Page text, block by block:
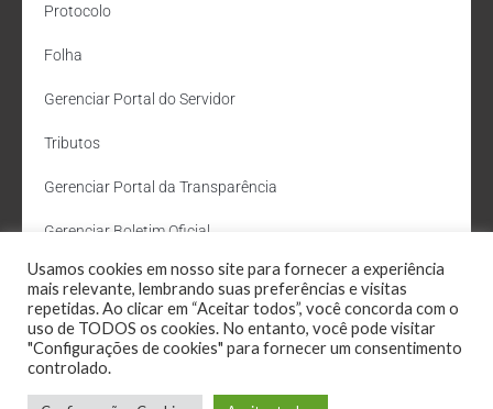
Protocolo
Folha
Gerenciar Portal do Servidor
Tributos
Gerenciar Portal da Transparência
Gerenciar Boletim Oficial
Departamento de Água e Esgoto
Administração Site
Webmail
Usamos cookies em nosso site para fornecer a experiência
mais relevante, lembrando suas preferências e visitas
repetidas. Ao clicar em “Aceitar todos”, você concorda com o
uso de TODOS os cookies. No entanto, você pode visitar
"Configurações de cookies" para fornecer um consentimento
controlado.